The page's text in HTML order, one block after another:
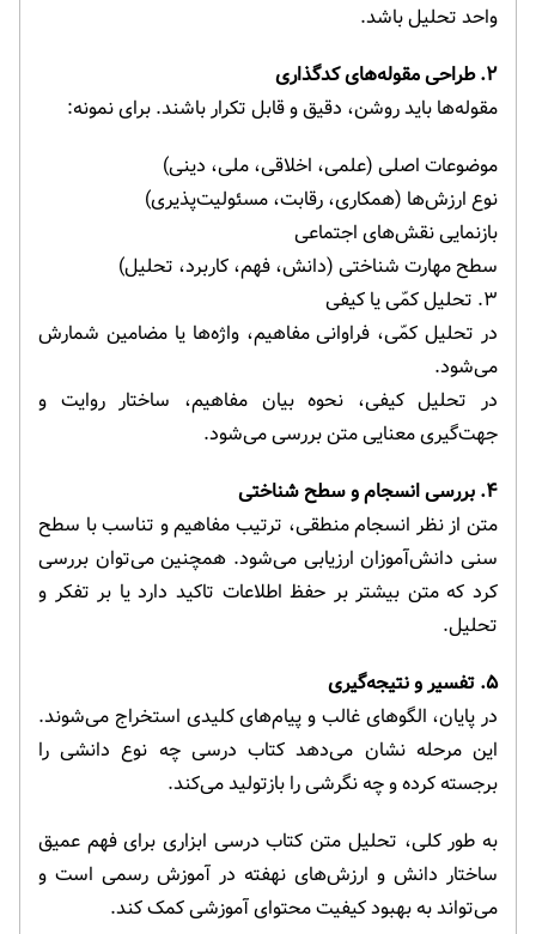
واحد تحلیل باشد.
۲. طراحی مقوله‌های کدگذاری
مقوله‌ها باید روشن، دقیق و قابل تکرار باشند. برای نمونه:
موضوعات اصلی (علمی، اخلاقی، ملی، دینی)
نوع ارزش‌ها (همکاری، رقابت، مسئولیت‌پذیری)
بازنمایی نقش‌های اجتماعی
سطح مهارت شناختی (دانش، فهم، کاربرد، تحلیل)
۳. تحلیل کمّی یا کیفی
در تحلیل کمّی، فراوانی مفاهیم، واژه‌ها یا مضامین شمارش
می‌شود.
در تحلیل کیفی، نحوه بیان مفاهیم، ساختار روایت و
جهت‌گیری معنایی متن بررسی می‌شود.
۴. بررسی انسجام و سطح شناختی
متن از نظر انسجام منطقی، ترتیب مفاهیم و تناسب با سطح
سنی دانش‌آموزان ارزیابی می‌شود. همچنین می‌توان بررسی
کرد که متن بیشتر بر حفظ اطلاعات تاکید دارد یا بر تفکر و
تحلیل.
۵. تفسیر و نتیجه‌گیری
در پایان، الگوهای غالب و پیام‌های کلیدی استخراج می‌شوند.
این مرحله نشان می‌دهد کتاب درسی چه نوع دانشی را
برجسته کرده و چه نگرشی را بازتولید می‌کند.
به طور کلی، تحلیل متن کتاب درسی ابزاری برای فهم عمیق
ساختار دانش و ارزش‌های نهفته در آموزش رسمی است و
می‌تواند به بهبود کیفیت محتوای آموزشی کمک کند.